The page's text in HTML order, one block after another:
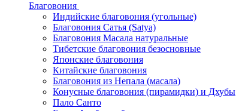
Благовония
Индийские благовония (угольные)
Благовония Сатья (Satya)
Благовония Масала натуральные
Тибетские благовония безосновные
Японские благовония
Китайские благовония
Благовония из Непала (масала)
Конусные благовония (пирамидки) и Дхубы
Пало Санто